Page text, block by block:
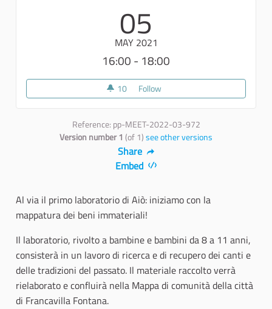
05
MAY 2021
16:00 - 18:00
10 10 followers
Follow
Reference: pp-MEET-2022-03-972
Version number 1 (of 1)see other versions
Share
Embed
Al via il primo laboratorio di Aiò: iniziamo con la
mappatura dei beni immateriali!
Il laboratorio, rivolto a bambine e bambini da 8 a 11 anni,
consisterà in un lavoro di ricerca e di recupero dei canti e
delle tradizioni del passato. Il materiale raccolto verrà
rielaborato e confluirà nella Mappa di comunità della città
di Francavilla Fontana.